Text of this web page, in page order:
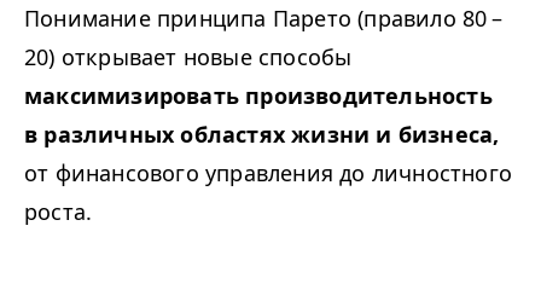
Понимание принципа Парето (правило 80 –
20) открывает новые способы
максимизировать производительность
в различных областях жизни и бизнеса,
от финансового управления до личностного
роста.